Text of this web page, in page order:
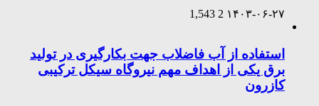
۱۴۰۳-۰۶-۲۷ 2
1,543
استفاده از آب فاضلاب جهت بکارگیری در تولید
برق یکی از اهداف مهم نیروگاه سیکل ترکیبی
کازرون